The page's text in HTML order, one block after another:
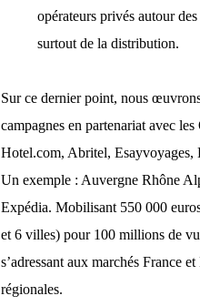
opérateurs privés autour
surtout de la distribution.
Sur ce dernier point, nous
campagnes en partenariat avec
Hotel.com, Abritel, Esayvoyages,
Un exemple : Auvergne Rhône
Expédia. Mobilisant 550 000
et 6 villes) pour 100 millions de
s’adressant aux marchés France
régionales.